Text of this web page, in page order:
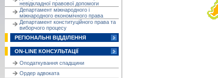
невідкладної правової допомоги
Департамент міжнародного і
міжнародного економічного права
Департамент конституційного права та
виборчого процесу
РЕГІОНАЛЬНІ ВІДДІЛЕННЯ
ON-LINE КОНСУЛЬТАЦІЇ
Оподаткування спадщини
Ордер адвоката